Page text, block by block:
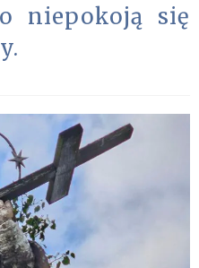
niepokoją się